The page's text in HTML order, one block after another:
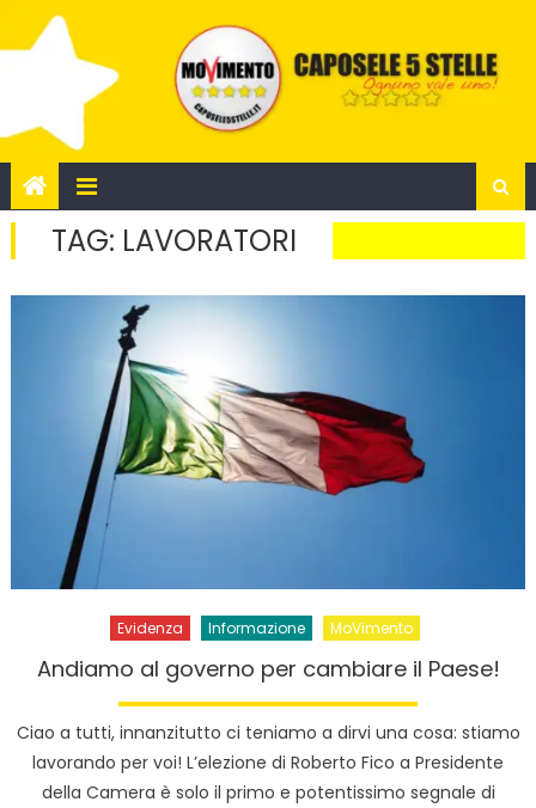
to
TAG: LAVORATORI
Evidenza Informazione MoVimento
Andiamo al governo per cambiare il Paese!
Ciao a tutti, innanzitutto ci teniamo a dirvi una cosa: stiamo
lavorando per voi! L’elezione di Roberto Fico a Presidente
della Camera è solo il primo e potentissimo segnale di